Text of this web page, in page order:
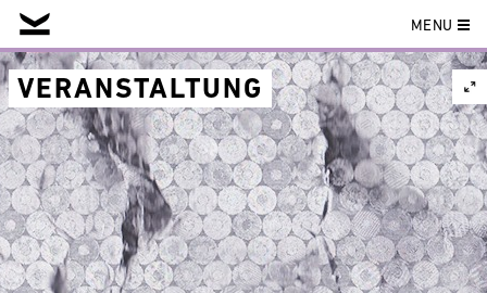
Skip
to
content
MENU
VERANSTALTUNG